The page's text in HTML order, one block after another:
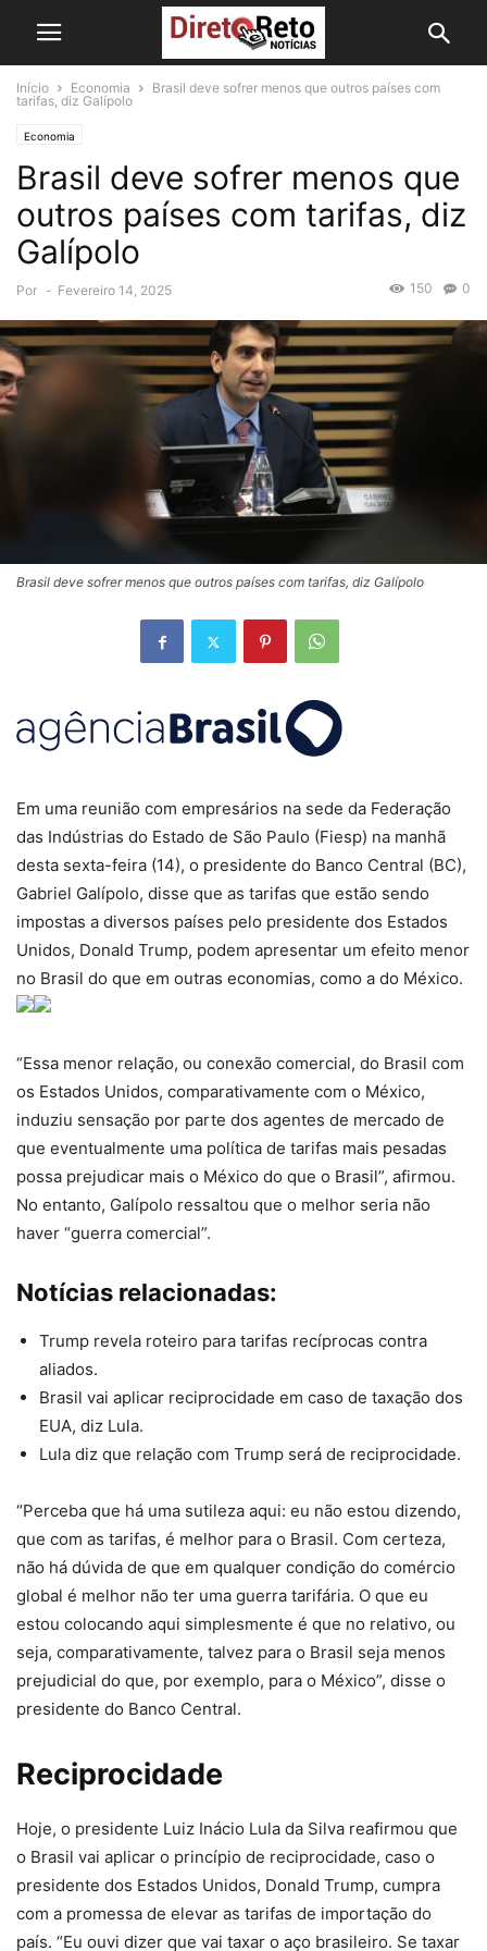
Início Economia
Brasil deve sofrer menos que outros países com
tarifas, diz Galípolo
Economia
Brasil deve sofrer menos que
outros países com tarifas, diz
Galípolo
Por - Fevereiro 14, 2025 0
150
Brasil deve sofrer menos que outros países com tarifas, diz Galípolo
Em uma reunião com empresários na sede da Federação
das Indústrias do Estado de São Paulo (Fiesp) na manhã
desta sexta-feira (14), o presidente do Banco Central (BC),
Gabriel Galípolo, disse que as tarifas que estão sendo
impostas a diversos países pelo presidente dos Estados
Unidos, Donald Trump, podem apresentar um efeito menor
no Brasil do que em outras economias, como a do México.
“Essa menor relação, ou conexão comercial, do Brasil com
os Estados Unidos, comparativamente com o México,
induziu sensação por parte dos agentes de mercado de
que eventualmente uma política de tarifas mais pesadas
possa prejudicar mais o México do que o Brasil”, afirmou.
No entanto, Galípolo ressaltou que o melhor seria não
haver “guerra comercial”.
Notícias relacionadas:
Trump revela roteiro para tarifas recíprocas contra
aliados.
Brasil vai aplicar reciprocidade em caso de taxação dos
EUA, diz Lula.
Lula diz que relação com Trump será de reciprocidade.
“Perceba que há uma sutileza aqui: eu não estou dizendo,
que com as tarifas, é melhor para o Brasil. Com certeza,
não há dúvida de que em qualquer condição do comércio
global é melhor não ter uma guerra tarifária. O que eu
estou colocando aqui simplesmente é que no relativo, ou
seja, comparativamente, talvez para o Brasil seja menos
prejudicial do que, por exemplo, para o México”, disse o
presidente do Banco Central.
Reciprocidade
Hoje, o presidente Luiz Inácio Lula da Silva reafirmou que
o Brasil vai aplicar o princípio de reciprocidade, caso o
presidente dos Estados Unidos, Donald Trump, cumpra
com a promessa de elevar as tarifas de importação do
país. “Eu ouvi dizer que vai taxar o aço brasileiro. Se taxar